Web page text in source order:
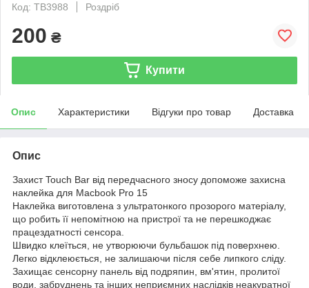
Код: TB3988
Роздріб
200 ₴
Купити
Опис Характеристики Відгуки про товар Доставка
Опис
Захист Touch Bar від передчасного зносу допоможе захисна
наклейка для Macbook Pro 15
Наклейка виготовлена з ультратонкого прозорого матеріалу,
що робить її непомітною на пристрої та не перешкоджає
працездатності сенсора.
Швидко клеїться, не утворюючи бульбашок під поверхнею.
Легко відклеюється, не залишаючи після себе липкого сліду.
Захищає сенсорну панель від подряпин, вм'ятин, пролитої
води, забруднень та інших неприємних наслідків неакуратної